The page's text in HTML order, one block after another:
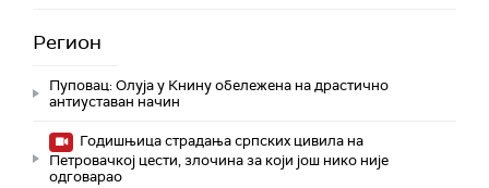
Регион
Пуповац: Олуја у Книну обележена на драстично
антиуставан начин
Годишњица страдања српских цивила на
Петровачкој цести, злочина за који још нико није
одговарао